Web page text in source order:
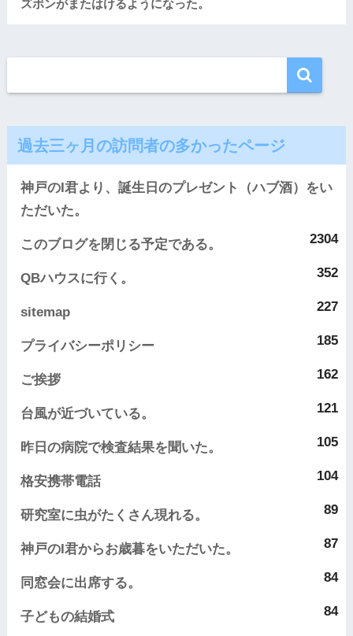
ズボンがまたはけるようになった。
過去三ヶ月の訪問者の多かったページ
神戸のI君より、誕生日のプレゼント（ハブ酒）をい
ただいた。
2304
このブログを閉じる予定である。
352
QBハウスに行く。
227
sitemap
185
プライバシーポリシー
162
ご挨拶
121
台風が近づいている。
105
昨日の病院で検査結果を聞いた。
104
格安携帯電話
89
研究室に虫がたくさん現れる。
87
神戸のI君からお歳暮をいただいた。
84
同窓会に出席する。
84
子どもの結婚式